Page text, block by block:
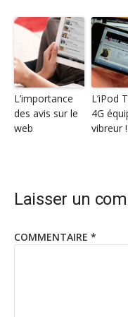
L’importance
des avis sur le
web
L’iPod
4G
vibreur !
Laisser un
COMMENTAIRE *